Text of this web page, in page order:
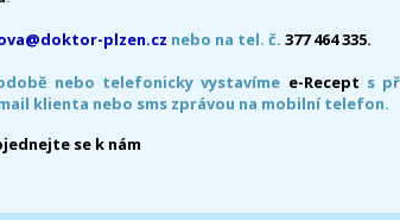
plzen.cz nebo na tel. č. 377 464 335.
nebo telefonicky vystavíme e-Recept s
klienta nebo sms zprávou na mobilní telefon.
se k nám